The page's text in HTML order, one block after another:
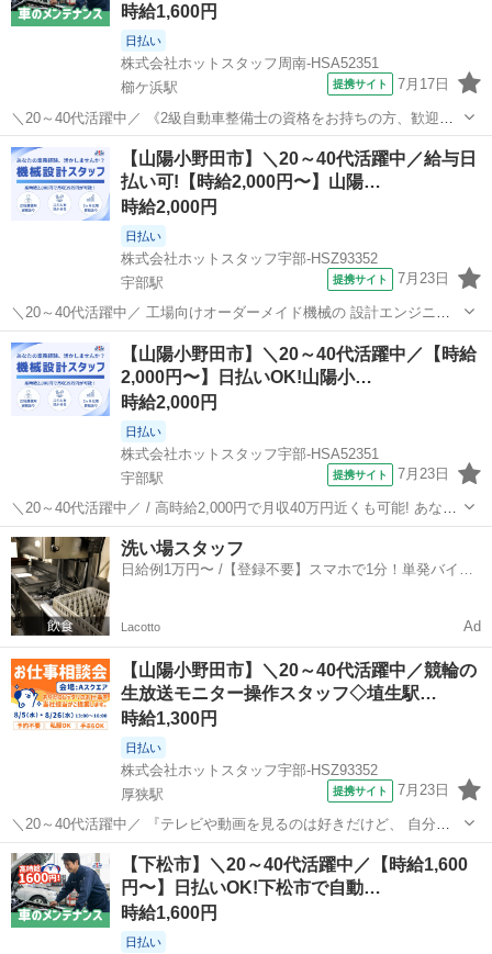
時給1,600円
日払い
株式会社ホットスタッフ周南-HSA52351
櫛ケ浜駅
提携サイト 7月17日
＼20～40代活躍中／ 《2級自動車整備士の資格をお持ちの方、歓迎》
自動車の点検、修理、部品交換などを、 軽自動車から普通車まで対応
していただきます! 地域で長く愛される安定した大手ディーラーで あ
なたの資格と経験を活か...
山口 下松市 櫛ケ浜駅 その他
【山陽小野田市】＼20～40代活躍中／給与日
払い可!【時給2,000円〜】山陽…
時給2,000円
日払い
株式会社ホットスタッフ宇部-HSZ93352
宇部駅
提携サイト 7月23日
＼20～40代活躍中／ 工場向けオーダーメイド機械の 設計エンジニア
募集◎ ・少人数の洗練された快適オフィス ・土日祝休み、長期休暇あ
り ・派遣先で正社員登用実績あり 『自分のスキルに見合った対価が得
られていない』 『もっ...
山口 山陽小野田市 宇部駅
【山陽小野田市】＼20～40代活躍中／【時給
2,000円〜】日払いOK!山陽小…
時給2,000円
日払い
株式会社ホットスタッフ宇部-HSA52351
宇部駅
提携サイト 7月23日
＼20～40代活躍中／ / 高時給2,000円で月収40万円近くも可能! あなた
の設計スキルを最高峰の待遇で評価★ ＼ 工場向けオーダーメイド機械
の 設計エンジニア募集◎ ・少人数の洗練された快適オフィス ・土日
祝...
山口 山陽小野田市 宇部駅
洗い場スタッフ
日給例1万円〜 /【登録不要】スマホで1分！単発バイト
Lacotto Ad
【山陽小野田市】＼20～40代活躍中／競輪の
生放送モニター操作スタッフ◇埴生駅…
時給1,300円
日払い
株式会社ホットスタッフ宇部-HSZ93352
厚狭駅
提携サイト 7月23日
＼20～40代活躍中／ 『テレビや動画を見るのは好きだけど、 自分が
制作に関わるなんて無理だ』 と思っていませんか? こちらのお仕事
は、 オートレース場内のスタジオから全国へ発信! 熱気あふれる生放
送の舞台裏★ 実はこの...
山口 山陽小野田市 厚狭駅 その他
【下松市】＼20～40代活躍中／【時給1,600
円〜】日払いOK!下松市で自動…
時給1,600円
日払い